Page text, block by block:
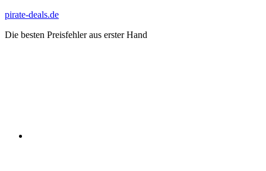
Zum
springen
pirate-deals.de
Die besten Preisfehler aus erster Hand